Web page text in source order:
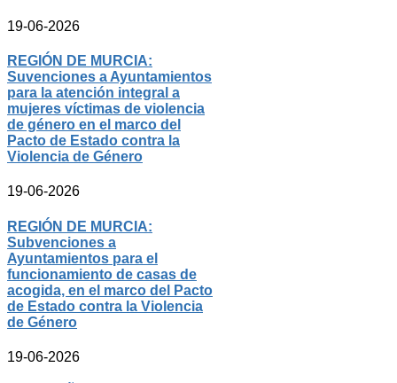
19-06-2026
REGIÓN DE MURCIA:
Suvenciones a Ayuntamientos
para la atención integral a
mujeres víctimas de violencia
de género en el marco del
Pacto de Estado contra la
Violencia de Género
19-06-2026
REGIÓN DE MURCIA:
Subvenciones a
Ayuntamientos para el
funcionamiento de casas de
acogida, en el marco del Pacto
de Estado contra la Violencia
de Género
19-06-2026